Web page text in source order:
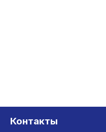
Контакты